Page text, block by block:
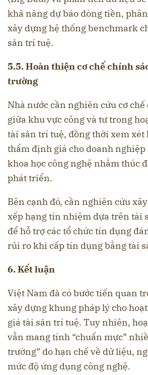
khả năng dự báo dòng tiền,
xây dựng hệ thống benchmark
sản trí tuệ.
5.5. Hoàn thiện cơ chế chính
trường
Nhà nước cần nghiên cứu cơ
giữa khu vực công và tư trong
tài sản trí tuệ, đồng thời xem xét
thẩm định giá cho doanh nghiệp
khoa học công nghệ nhằm thúc
phát triển.
Bên cạnh đó, cần nghiên cứu
xếp hạng tín nhiệm dựa trên tài
để hỗ trợ các tổ chức tín dụng
rủi ro khi cấp tín dụng bằng tài
6. Kết luận
Việt Nam đã có bước tiến quan
xây dựng khung pháp lý cho
giá tài sản trí tuệ. Tuy nhiên,
vẫn mang tính “chuẩn mực”
trường” do hạn chế về dữ liệu,
mức độ ứng dụng công nghệ.